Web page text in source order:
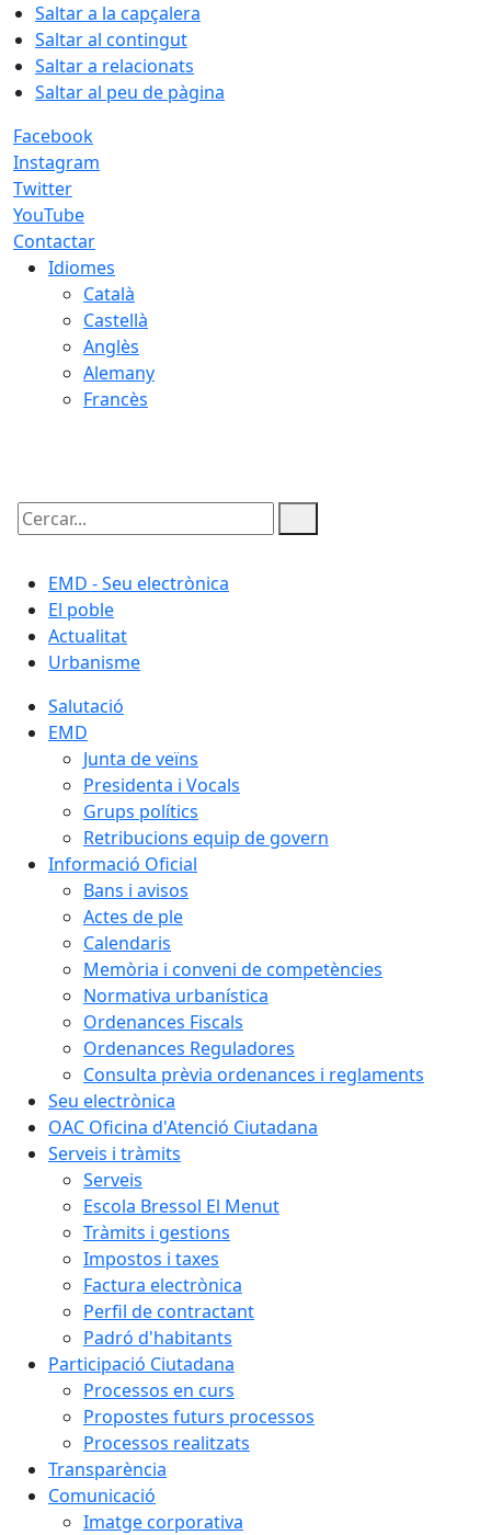
Saltar a la capçalera
Saltar al contingut
Saltar a relacionats
Saltar al peu de pàgina
Facebook
Instagram
Twitter
YouTube
Contactar
Idiomes
Català
Castellà
Anglès
Alemany
Francès
Cercar:
EMD - Seu electrònica
El poble
Actualitat
Urbanisme
Salutació
EMD
Junta de veïns
Presidenta i Vocals
Grups polítics
Retribucions equip de govern
Informació Oficial
Bans i avisos
Actes de ple
Calendaris
Memòria i conveni de competències
Normativa urbanística
Ordenances Fiscals
Ordenances Reguladores
Consulta prèvia ordenances i reglaments
Seu electrònica
OAC Oficina d'Atenció Ciutadana
Serveis i tràmits
Serveis
Escola Bressol El Menut
Tràmits i gestions
Impostos i taxes
Factura electrònica
Perfil de contractant
Padró d'habitants
Participació Ciutadana
Processos en curs
Propostes futurs processos
Processos realitzats
Transparència
Comunicació
Imatge corporativa